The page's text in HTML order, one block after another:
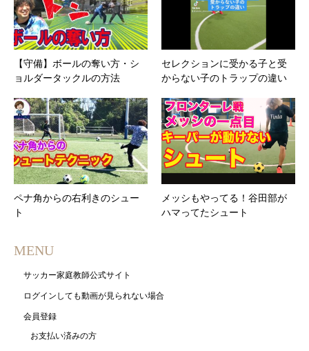
【守備】ボールの奪い方・シ
ョルダータックルの方法
セレクションに受かる子と受
からない子のトラップの違い
ペナ角からの右利きのシュー
ト
メッシもやってる！谷田部が
ハマってたシュート
MENU
サッカー家庭教師公式サイト
ログインしても動画が見られない場合
会員登録
お支払い済みの方